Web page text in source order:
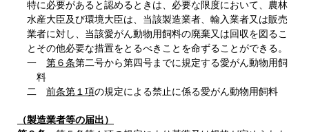
特に必要があると認めるときは、必要な限度において、農林
水産大臣及び環境大臣は、当該製造業者、輸入業者又は販売
業者に対し、当該愛がん動物用飼料の廃棄又は回収を図るこ
とその他必要な措置をとるべきことを命ずることができる。
一 第６条第二号から第四号までに規定する愛がん動物用飼
料
二 前条第１項の規定による禁止に係る愛がん動物用飼料
（製造業者等の届出）